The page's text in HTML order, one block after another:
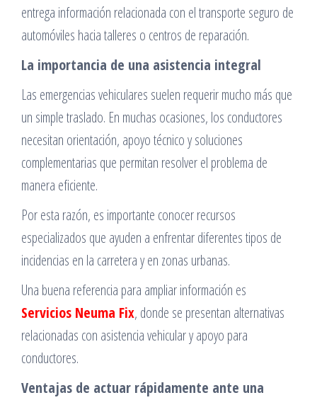
entrega información relacionada con el transporte seguro de
automóviles hacia talleres o centros de reparación.
La importancia de una asistencia integral
Las emergencias vehiculares suelen requerir mucho más que
un simple traslado. En muchas ocasiones, los conductores
necesitan orientación, apoyo técnico y soluciones
complementarias que permitan resolver el problema de
manera eficiente.
Por esta razón, es importante conocer recursos
especializados que ayuden a enfrentar diferentes tipos de
incidencias en la carretera y en zonas urbanas.
Una buena referencia para ampliar información es
Servicios Neuma Fix, donde se presentan alternativas
relacionadas con asistencia vehicular y apoyo para
conductores.
Ventajas de actuar rápidamente ante una